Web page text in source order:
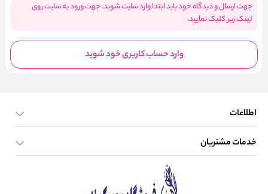
جهت ارسال و دیدگاه خود باید ابتدا وارد سایت شوید. جهت ورود به سایت روی
لینک زیر کلیک نمایید.
وارد حساب کاربری خود شوید
اطلاعات
صفحه اصلی
خدمات مشتریان